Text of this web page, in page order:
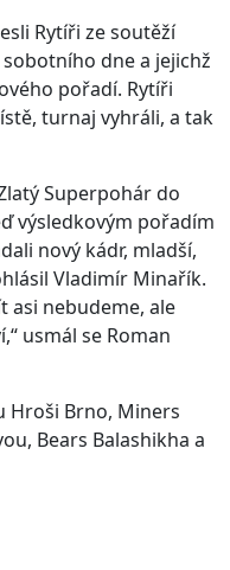
Rytíři ze soutěží
dne a jejichž
pořadí. Rytíři
turnaj vyhráli, a tak
Superpohár do
výsledkovým pořadím
nový kádr, mladší,
Vladimír Minařík.
asi nebudeme, ale
usmál se Roman
Hroši Brno, Miners
Bears Balashikha a